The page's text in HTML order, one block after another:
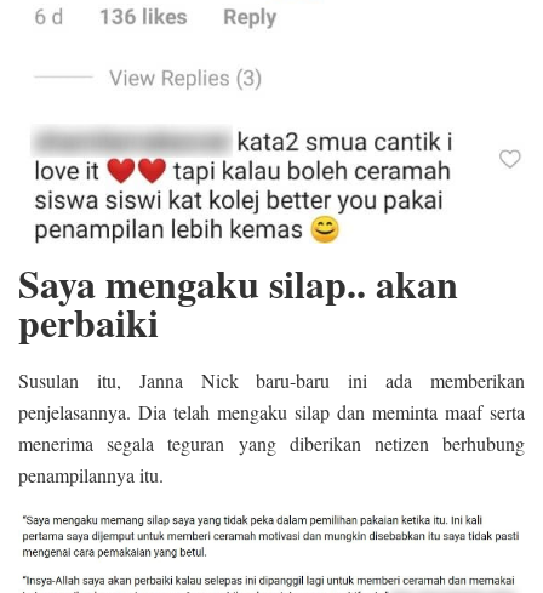
Saya mengaku silap.. akan
perbaiki
Susulan itu, Janna Nick baru-baru ini ada memberikan
penjelasannya. Dia telah mengaku silap dan meminta maaf serta
menerima segala teguran yang diberikan netizen berhubung
penampilannya itu.